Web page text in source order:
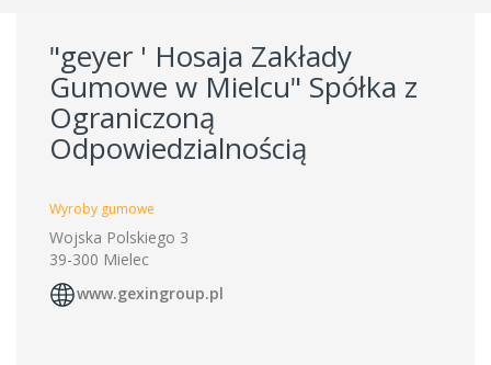
"geyer ' Hosaja Zakłady
Gumowe w Mielcu" Spółka z
Ograniczoną
Odpowiedzialnością
Wyroby gumowe
Wojska Polskiego 3
39-300 Mielec
www.gexingroup.pl